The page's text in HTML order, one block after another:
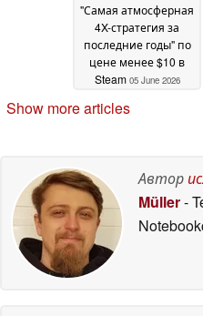
"Самая атмосферная
4X-стратегия за
последние годы" по
цене менее $10 в
Steam 05 June 2026
Show more articles
Автор
Müller-